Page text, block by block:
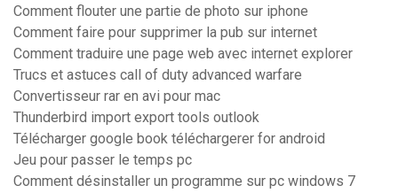
Comment flouter une partie de photo sur iphone
Comment faire pour supprimer la pub sur internet
Comment traduire une page web avec internet explorer
Trucs et astuces call of duty advanced warfare
Convertisseur rar en avi pour mac
Thunderbird import export tools outlook
Télécharger google book téléchargerer for android
Jeu pour passer le temps pc
Comment désinstaller un programme sur pc windows 7